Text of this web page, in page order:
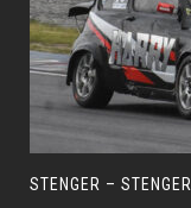
STENGER – STENGER